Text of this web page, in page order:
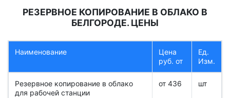
РЕЗЕРВНОЕ КОПИРОВАНИЕ В ОБЛАКО В
БЕЛГОРОДЕ. ЦЕНЫ
Наименование
Цена
руб. от
Ед.
Изм.
Резервное копирование в облако
для рабочей станции
от 436 шт